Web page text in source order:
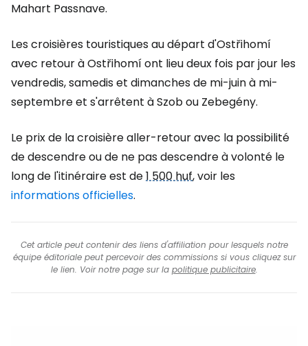
Mahart Passnave.
Les croisières touristiques au départ d'Ostřihomí
avec retour à Ostřihomí ont lieu deux fois par jour les
vendredis, samedis et dimanches de mi-juin à mi-
septembre et s'arrêtent à Szob ou Zebegény.
Le prix de la croisière aller-retour avec la possibilité
de descendre ou de ne pas descendre à volonté le
long de l'itinéraire est de1 500 huf, voir les
informations officielles.
Cet article peut contenir des liens d'affiliation pour lesquels notre
équipe éditoriale peut percevoir des commissions si vous cliquez sur
le lien. Voir notre page sur la politique publicitaire.